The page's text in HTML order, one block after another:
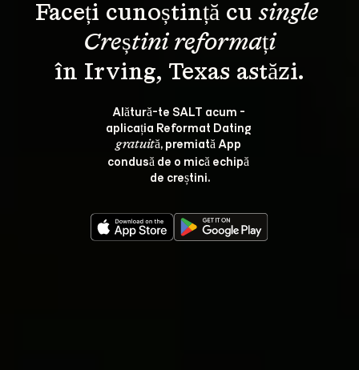
Faceți cunoștință cu single
Creștini reformați
Alătură-te SALT acum -
aplicația Reformat Dating
gratuită, premiată App
condusă de o mică echipă
de creștini.